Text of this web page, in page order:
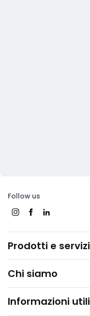
Follow us
Prodotti e servizi
Chi siamo
Informazioni utili